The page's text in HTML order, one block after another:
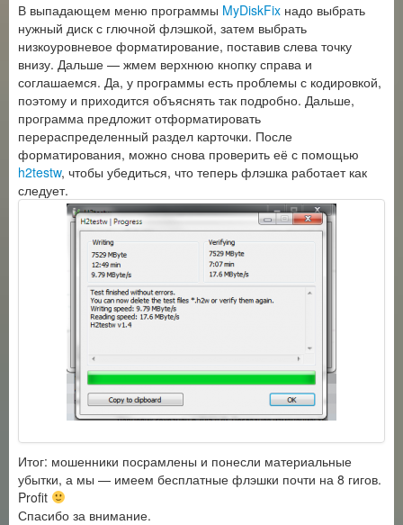
В выпадающем меню программы MyDiskFix надо выбрать
нужный диск с глючной флэшкой, затем выбрать
низкоуровневое форматирование, поставив слева точку
внизу. Дальше — жмем верхнюю кнопку справа и
соглашаемся. Да, у программы есть проблемы с кодировкой,
поэтому и приходится объяснять так подробно. Дальше,
программа предложит отформатировать
перераспределенный раздел карточки. После
форматирования, можно снова проверить её с помощью
h2testw, чтобы убедиться, что теперь флэшка работает как
следует.
Итог: мошенники посрамлены и понесли материальные
убытки, а мы — имеем бесплатные флэшки почти на 8 гигов.
Profit
Спасибо за внимание.